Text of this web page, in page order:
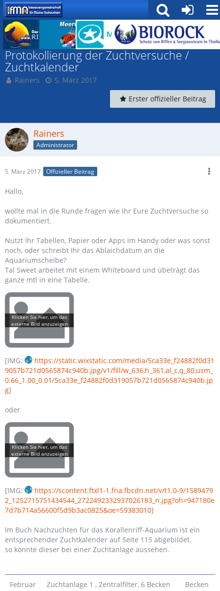
DIY / Technik und Methoden
Protokollierung der Zuchtversuche /
Zuchtkalender
Rainers
5. März 2017
Erster offizieller Beitrag
Rainers
Administrator
5. März 2017 Offizieller Beitrag
Hallo,
wollte mal in die Runde fragen wie Ihr Eure Zuchtversuche so
dokumentiert.
Nutzt Ihr Tabellen, Papier oder Apps im Handy oder was sonst
noch, oder schreibt Ihr das Ablaichdatum an die
Aquariumscheibe?
Tal Sweet arbeitet mit einem Whiteboard und übeträgt das
ganze mtl in eine Tabelle.
[IMG:
https://static.wixstatic.com/media/5ca33e_f24882f0d31
9057b721d0565874c940b.jpg/v1/fill/w_636,h_361,al_c,q_80,usm_
0.66_1.00_0.01/5ca33e_f24882f0d319057b721d0565874c940b.jp
g]
oder
[IMG:
https://scontent.ftxl1-1.fna.fbcdn.net/v/t1.0-9/1589479
2_1252715751434544_2722492332937026183_n.jpg?oh=947180e
7d7b714a56600f5d9b3ac0825&oe=59383010]
Im Buch Nachzuchten für das Korallenriff-Aquarium ist ein
entsprechender Zuchtkalender auf Seite 115 abgebildet.
so könnte dieser bei einer Zuchtanlage aussehen.
Februar Zuchtanlage 1 , Zentralfilter, 6 Becken Becken